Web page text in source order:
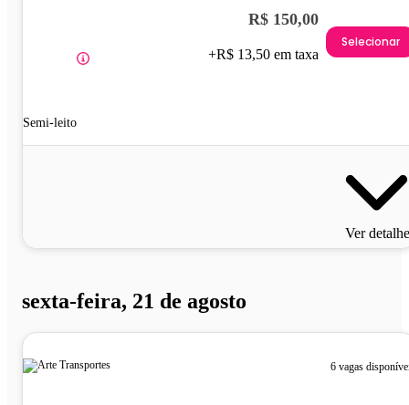
Semi-leito
R$ 150,00
+R$ 13,50 em taxa
Selecionar
Ver
sexta-feira, 21 de agosto
6 vagas